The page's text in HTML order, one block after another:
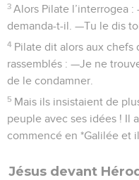
3 Alors Pilate l’interrogea
demanda-t-il. —Tu le dis
4 Pilate dit alors aux chefs
rassemblés : —Je ne
de le condamner.
5 Mais ils insistaient de
peuple avec ses idées ! Il
commencé en *Galilée et
Jésus devant